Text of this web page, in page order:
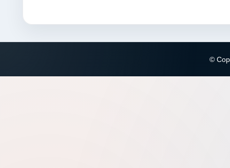
©